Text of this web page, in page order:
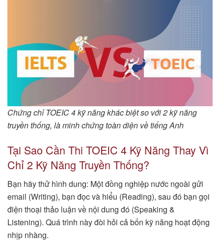
Chứng chỉ TOEIC 4 kỹ năng khác biệt so với 2 kỹ năng
truyền thống, là minh chứng toàn diện về tiếng Anh
Tại Sao Cần Thi TOEIC 4 Kỹ Năng Thay Vì
Chỉ 2 Kỹ Năng Truyền Thống?
Bạn hãy thử hình dung: Một đồng nghiệp nước ngoài gửi
email (Writing), bạn đọc và hiểu (Reading), sau đó bạn gọi
điện thoại thảo luận về nội dung đó (Speaking &
Listening). Quá trình này đòi hỏi cả bốn kỹ năng hoạt động
nhịp nhàng.